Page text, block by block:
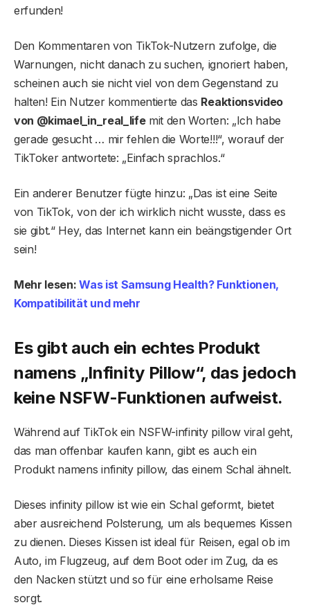
erfunden!
Den Kommentaren von TikTok-Nutzern zufolge, die
Warnungen, nicht danach zu suchen, ignoriert haben,
scheinen auch sie nicht viel von dem Gegenstand zu
halten! Ein Nutzer kommentierte das Reaktionsvideo
von @kimael_in_real_lifemit den Worten: „Ich habe
gerade gesucht … mir fehlen die Worte!!!“, worauf der
TikToker antwortete: „Einfach sprachlos.“
Ein anderer Benutzer fügte hinzu: „Das ist eine Seite
von TikTok, von der ich wirklich nicht wusste, dass es
sie gibt.“ Hey, das Internet kann ein beängstigender Ort
sein!
Mehr lesen:Was ist Samsung Health? Funktionen,
Kompatibilität und mehr
Es gibt auch ein echtes Produkt
namens „Infinity Pillow“, das jedoch
keine NSFW-Funktionen aufweist.
Während auf TikTok ein NSFW-infinity pillow viral geht,
das man offenbar kaufen kann, gibt es auch ein
Produkt namens infinity pillow, das einem Schal ähnelt.
Dieses infinity pillow ist wie ein Schal geformt, bietet
aber ausreichend Polsterung, um als bequemes Kissen
zu dienen. Dieses Kissen ist ideal für Reisen, egal ob im
Auto, im Flugzeug, auf dem Boot oder im Zug, da es
den Nacken stützt und so für eine erholsame Reise
sorgt.